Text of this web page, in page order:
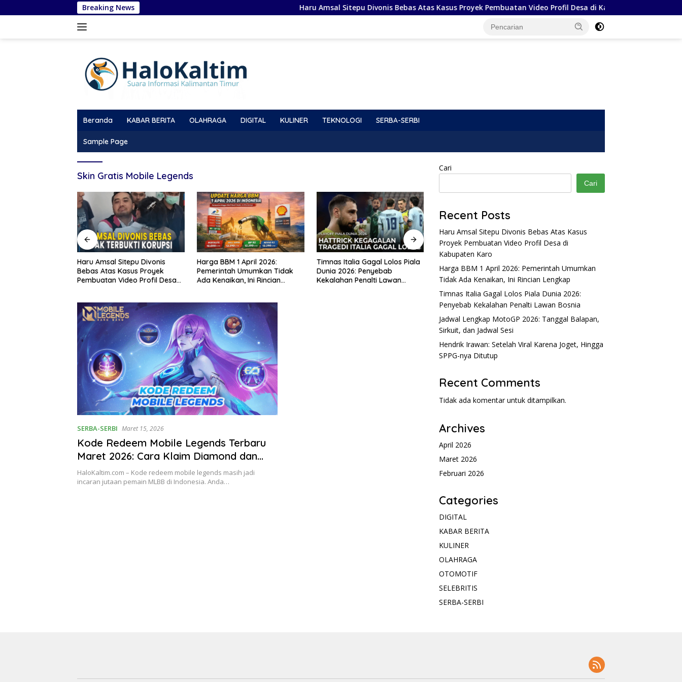
ke
Breaking News Haru Amsal Sitepu Divonis Bebas Atas Kasus Proyek Pembuatan Video Profil Desa di Kabupaten Karo
Beranda KABAR BERITA OLAHRAGA DIGITAL KULINER TEKNOLOGI SERBA-SERBI
Sample Page
Skin Gratis Mobile Legends
Harga BBM 1 April 2026:
Pemerintah Umumkan Tidak
Ada Kenaikan, Ini Rincian
Timnas Italia Gagal Lolos Piala
Dunia 2026: Penyebab
Kekalahan Penalti Lawan
Jadwal Lengkap MotoGP 2026:
Tanggal Balapan, Sirkuit, dan
Jadwal Sesi
Hendrik Irawan: Setelah Viral
Karena Joget, Hingga SPPG-
nya Ditutup
Sulung Tsania Marwa yang
Tidak Bertemu Selama 9 Tahun
SERBA-SERBI Maret 15, 2026
Kode Redeem Mobile Legends Terbaru
Maret 2026: Cara Klaim Diamond dan
Skin Gratis Hari Ini
HaloKaltim.com – Kode redeem mobile legends masih jadi
incaran jutaan pemain MLBB di Indonesia. Anda…
Cari
Cari
Recent Posts
Haru Amsal Sitepu Divonis Bebas Atas Kasus
Proyek Pembuatan Video Profil Desa di
Kabupaten Karo
Harga BBM 1 April 2026: Pemerintah Umumkan
Tidak Ada Kenaikan, Ini Rincian Lengkap
Timnas Italia Gagal Lolos Piala Dunia 2026:
Penyebab Kekalahan Penalti Lawan Bosnia
Jadwal Lengkap MotoGP 2026: Tanggal Balapan,
Sirkuit, dan Jadwal Sesi
Hendrik Irawan: Setelah Viral Karena Joget, Hingga
SPPG-nya Ditutup
Recent Comments
Tidak ada komentar untuk ditampilkan.
Archives
April 2026
Maret 2026
Februari 2026
Categories
DIGITAL
KABAR BERITA
KULINER
OLAHRAGA
OTOMOTIF
SELEBRITIS
SERBA-SERBI